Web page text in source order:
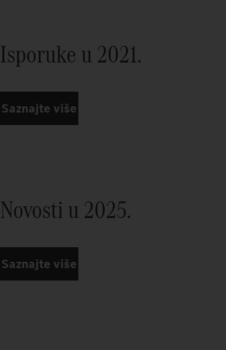
Isporuke u 2021.
Saznajte više
Novosti u 2025.
Saznajte više